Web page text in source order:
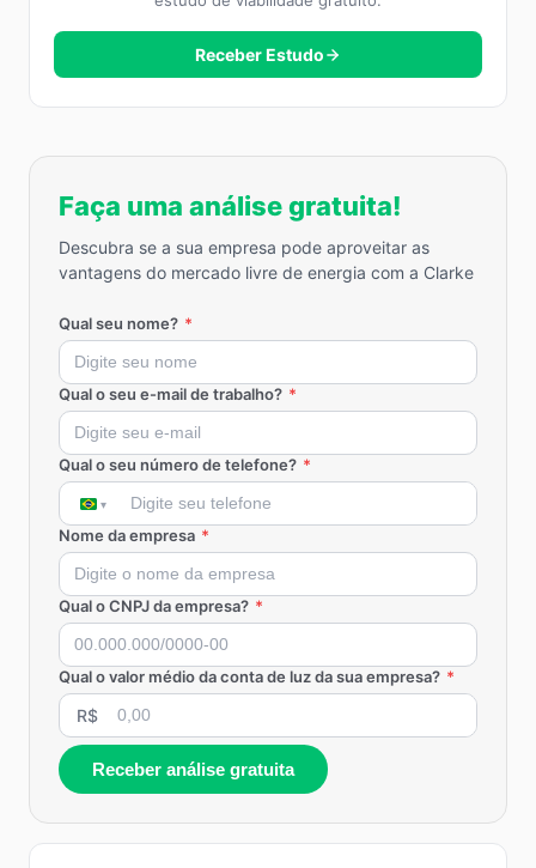
Receber Estudo
Faça uma análise gratuita!
Descubra se a sua empresa pode aproveitar as
vantagens do mercado livre de energia com a Clarke
Qual seu nome? *
Qual o seu e-mail de trabalho? *
Qual o seu número de telefone? *
Nome da empresa *
Qual o CNPJ da empresa? *
Qual o valor médio da conta de luz da sua empresa? *
R$
Receber análise gratuita